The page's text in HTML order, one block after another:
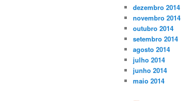
dezembro 2014
novembro 2014
outubro 2014
setembro 2014
agosto 2014
julho 2014
junho 2014
maio 2014